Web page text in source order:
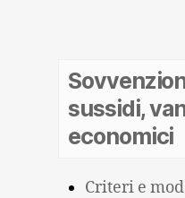
sussidi,
economici
Criteri e